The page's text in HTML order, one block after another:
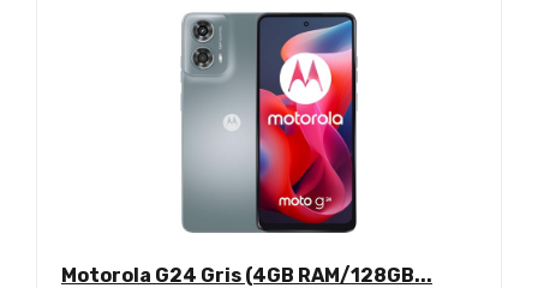
Motorola G24 Gris (4GB RAM/128GB...